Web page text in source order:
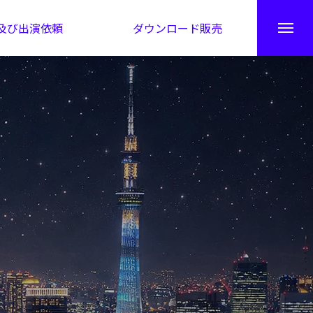
び出演依頼 ダウンロード販売
秘伝公開！吉凶カレンダー